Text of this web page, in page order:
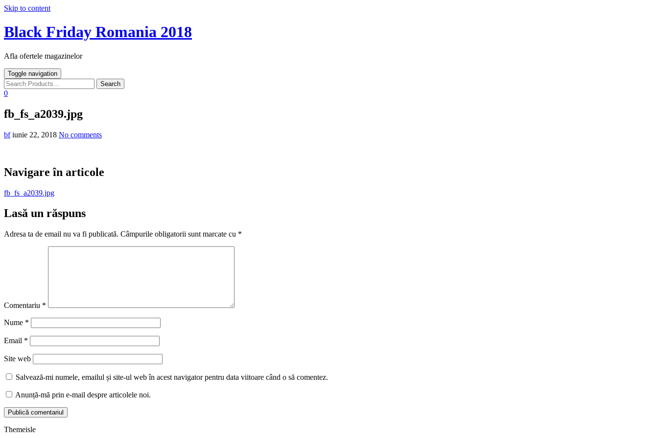
Skip to content
Black Friday Romania 2018
Afla ofertele magazinelor
Toggle navigation
0
fb_fs_a2039.jpg
bf iunie 22, 2018 No comments
Navigare în articole
fb_fs_a2039.jpg
Lasă un răspuns
Adresa ta de email nu va fi publicată. Câmpurile obligatorii sunt marcate cu *
Comentariu *
Nume *
Email *
Site web
Salvează-mi numele, emailul și site-ul web în acest navigator pentru data viitoare când o să comentez.
Anunță-mă prin e-mail despre articolele noi.
Themeisle